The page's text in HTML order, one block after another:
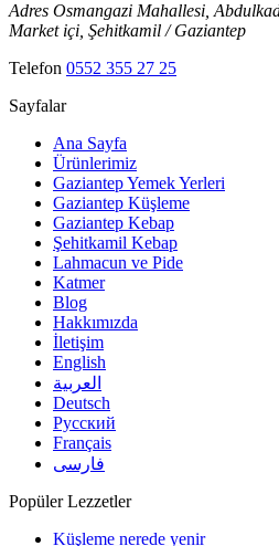
Adres Osmangazi Mahallesi,
Market içi, Şehitkamil / Gaziantep
Telefon 0552 355 27 25
Sayfalar
Ana Sayfa
Ürünlerimiz
Gaziantep Yemek Yerleri
Gaziantep Küşleme
Gaziantep Kebap
Şehitkamil Kebap
Lahmacun ve Pide
Katmer
Blog
Hakkımızda
İletişim
English
العربية
Deutsch
Русский
Français
فارسی
Popüler Lezzetler
Küşleme nerede yenir